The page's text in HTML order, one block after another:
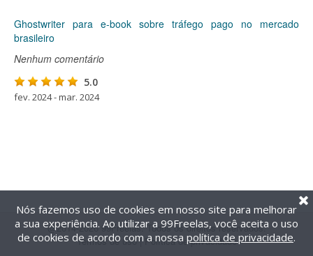
Ghostwriter para e-book sobre tráfego pago no mercado
brasileiro
Nenhum comentário
5.0
fev. 2024 - mar. 2024
@2014-2026 99Freelas. Todos os direitos reservados.
Termos de uso| Política de privacidade
Nós fazemos uso de cookies em nosso site para melhorar
a sua experiência. Ao utilizar a 99Freelas, você aceita o uso
de cookies de acordo com a nossa política de privacidade.